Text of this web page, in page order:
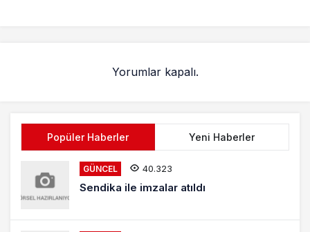
Yorumlar kapalı.
Popüler Haberler Yeni Haberler
GÜNCEL 40.323
Sendika ile imzalar atıldı